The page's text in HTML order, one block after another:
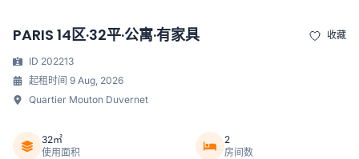
PARIS 14区·32平·公寓·有家具 收藏
ID 202213
起租时间 9 Aug, 2026
Quartier Mouton Duvernet
32㎡
使用面积
2
房间数